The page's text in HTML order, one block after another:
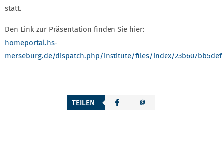
statt.
Den Link zur Präsentation finden Sie hier:
homeportal.hs-
merseburg.de/dispatch.php/institute/files/index/
TEILEN